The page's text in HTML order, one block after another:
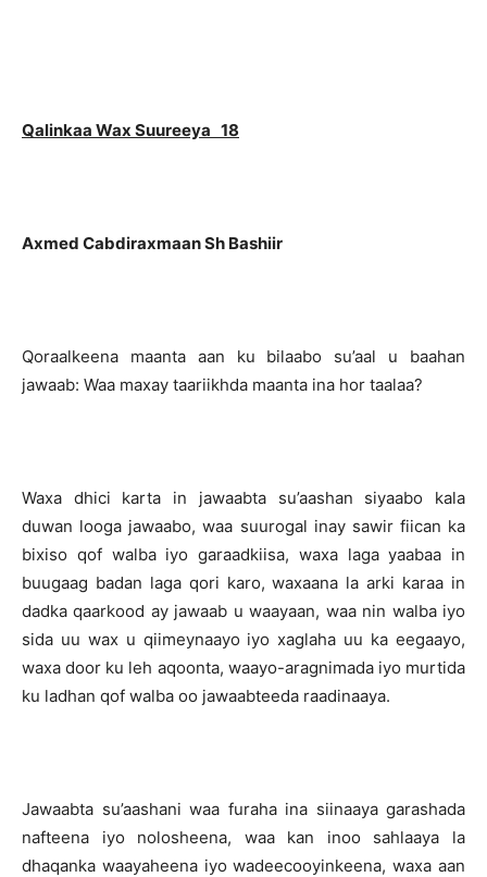
Qalinkaa Wax Suureeya 18
Axmed Cabdiraxmaan Sh Bashiir
Qoraalkeena maanta aan ku bilaabo su’aal u baahan
jawaab: Waa maxay taariikhda maanta ina hor taalaa?
Waxa dhici karta in jawaabta su’aashan siyaabo kala
duwan looga jawaabo, waa suurogal inay sawir fiican ka
bixiso qof walba iyo garaadkiisa, waxa laga yaabaa in
buugaag badan laga qori karo, waxaana la arki karaa in
dadka qaarkood ay jawaab u waayaan, waa nin walba iyo
sida uu wax u qiimeynaayo iyo xaglaha uu ka eegaayo,
waxa door ku leh aqoonta, waayo-aragnimada iyo murtida
ku ladhan qof walba oo jawaabteeda raadinaaya.
Jawaabta su’aashani waa furaha ina siinaaya garashada
nafteena iyo nolosheena, waa kan inoo sahlaaya la
dhaqanka waayaheena iyo wadeecooyinkeena, waxa aan